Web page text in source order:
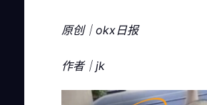
原创｜okx日报
作者｜jk